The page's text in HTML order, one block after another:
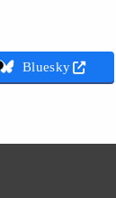
Bluesky